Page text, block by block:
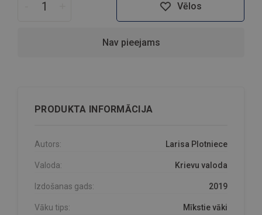
Vēlos
Nav pieejams
PRODUKTA INFORMĀCIJA
Autors: Larisa Plotniece
Valoda: Krievu valoda
Izdošanas gads: 2019
Vāku tips: Mīkstie vāki